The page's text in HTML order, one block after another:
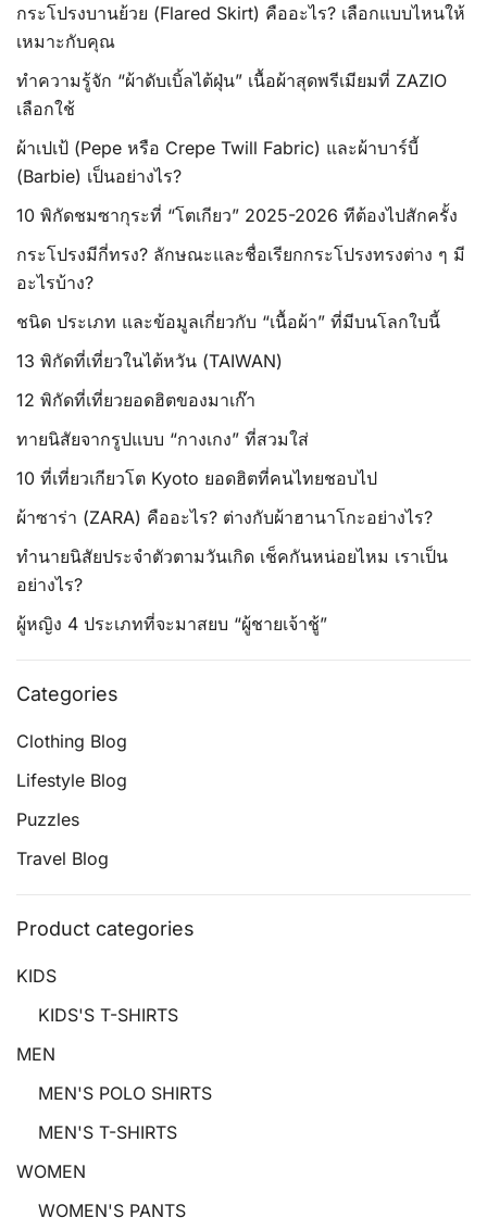
กระโปรงบานย้วย (Flared Skirt) คืออะไร? เลือกแบบไหนให้
เหมาะกับคุณ
ทำความรู้จัก “ผ้าดับเบิ้ลไต้ฝุ่น” เนื้อผ้าสุดพรีเมียมที่ ZAZIO
เลือกใช้
ผ้าเปเป้ (Pepe หรือ Crepe Twill Fabric) และผ้าบาร์บี้
(Barbie) เป็นอย่างไร?
10 พิกัดชมซากุระที่ “โตเกียว” 2025-2026 ทีต้องไปสักครั้ง
กระโปรงมีกี่ทรง? ลักษณะและชื่อเรียกกระโปรงทรงต่าง ๆ มี
อะไรบ้าง?
ชนิด ประเภท และข้อมูลเกี่ยวกับ “เนื้อผ้า” ที่มีบนโลกใบนี้
13 พิกัดที่เที่ยวในไต้หวัน (TAIWAN)
12 พิกัดที่เที่ยวยอดฮิตของมาเก๊า
ทายนิสัยจากรูปแบบ “กางเกง” ที่สวมใส่
10 ที่เที่ยวเกียวโต Kyoto ยอดฮิตที่คนไทยชอบไป
ผ้าซาร่า (ZARA) คืออะไร? ต่างกับผ้าฮานาโกะอย่างไร?
ทำนายนิสัยประจำตัวตามวันเกิด เช็คกันหน่อยไหม เราเป็น
อย่างไร?
ผู้หญิง 4 ประเภทที่จะมาสยบ “ผู้ชายเจ้าชู้”
Categories
Clothing Blog
Lifestyle Blog
Puzzles
Travel Blog
Product categories
KIDS
KIDS'S T-SHIRTS
MEN
MEN'S POLO SHIRTS
MEN'S T-SHIRTS
WOMEN
WOMEN'S PANTS